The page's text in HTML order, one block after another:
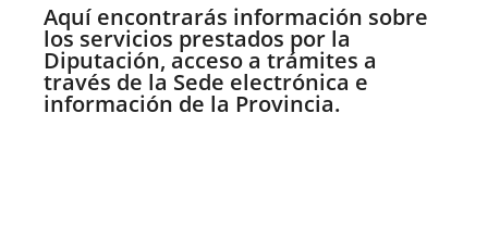
Aquí encontrarás información sobre
los servicios prestados por la
Diputación, acceso a trámites a
través de la Sede electrónica e
información de la Provincia.